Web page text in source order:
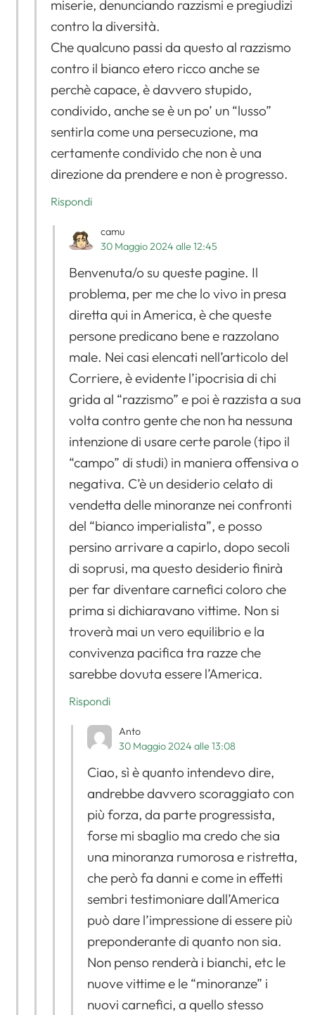
miserie, denunciando razzismi e pregiudizi
contro la diversità.
Che qualcuno passi da questo al razzismo
contro il bianco etero ricco anche se
perchè capace, è davvero stupido,
condivido, anche se è un po’ un “lusso”
sentirla come una persecuzione, ma
certamente condivido che non è una
direzione da prendere e non è progresso.
Rispondi
camu
30 Maggio 2024 alle 12:45
Benvenuta/o su queste pagine. Il
problema, per me che lo vivo in presa
diretta qui in America, è che queste
persone predicano bene e razzolano
male. Nei casi elencati nell’articolo del
Corriere, è evidente l’ipocrisia di chi
grida al “razzismo” e poi è razzista a sua
volta contro gente che non ha nessuna
intenzione di usare certe parole (tipo il
“campo” di studi) in maniera offensiva o
negativa. C’è un desiderio celato di
vendetta delle minoranze nei confronti
del “bianco imperialista”, e posso
persino arrivare a capirlo, dopo secoli
di soprusi, ma questo desiderio finirà
per far diventare carnefici coloro che
prima si dichiaravano vittime. Non si
troverà mai un vero equilibrio e la
convivenza pacifica tra razze che
sarebbe dovuta essere l’America.
Rispondi
Anto
30 Maggio 2024 alle 13:08
Ciao, sì è quanto intendevo dire,
andrebbe davvero scoraggiato con
più forza, da parte progressista,
forse mi sbaglio ma credo che sia
una minoranza rumorosa e ristretta,
che però fa danni e come in effetti
sembri testimoniare dall’America
può dare l’impressione di essere più
preponderante di quanto non sia.
Non penso renderà i bianchi, etc le
nuove vittime e le “minoranze” i
nuovi carnefici, a quello stesso